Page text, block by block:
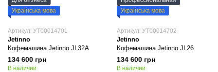
Украінська мова
Артикул: УТ00014701
Jetinno
Кофемашина Jetinno JL32A
134 600 грн
В наличии
Украінська мова
Артикул: УТ00014702
Jetinno
Кофемашина Jetinno JL26
134 600 грн
В наличии